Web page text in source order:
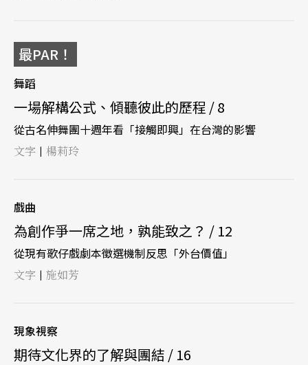
最PAR！
舞蹈
一場解構公式、傾聽彼此的歷程 / 8
從古名伸舞團十週年看「接觸即興」在台灣的影響
文字 | 楊莉玲
戲曲
為創作爭一席之地，孰能致之？ / 12
從現有歌仔戲劇本徵選機制反思「外台價值」
文字 | 施如芳
現象視察
期待文化界的了解與團結 / 16